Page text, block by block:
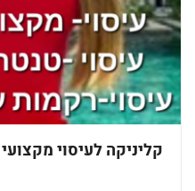
קליניקה לעיסוי